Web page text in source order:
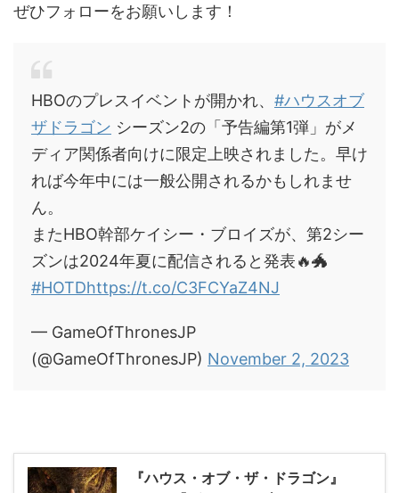
ぜひフォローをお願いします！
HBOのプレスイベントが開かれ、 #ハウスオブ
ザドラゴン シーズン2の「予告編第1弾」がメ
ディア関係者向けに限定上映されました。早け
れば今年中には一般公開されるかもしれませ
ん。
またHBO幹部ケイシー・ブロイズが、第2シー
ズンは2024年夏に配信されると発表🔥🐲
#HOTDhttps://t.co/C3FCYaZ4NJ
— GameOfThronesJP
(@GameOfThronesJP) November 2, 2023
『ハウス・オブ・ザ・ドラゴン』